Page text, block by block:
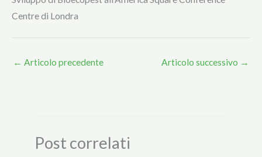
Centre di Londra
← Articolo precedente Articolo successivo →
Post correlati